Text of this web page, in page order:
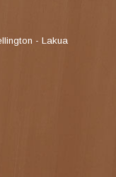
- Lakua